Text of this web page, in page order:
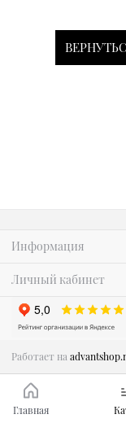
Информация
Личный кабинет
Работает на
Главная